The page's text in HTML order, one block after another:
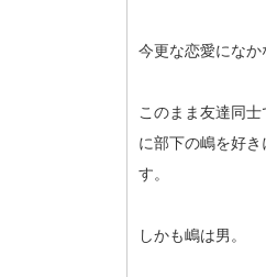
今更な恋愛になか
このまま友達同
に部下の嶋を好
す。
しかも嶋は男。